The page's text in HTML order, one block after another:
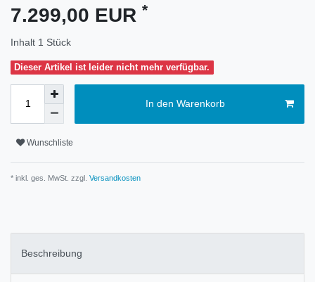
7.299,00 EUR *
Inhalt 1 Stück
Dieser Artikel ist leider nicht mehr verfügbar.
In den Warenkorb
Wunschliste
* inkl. ges. MwSt. zzgl. Versandkosten
Beschreibung